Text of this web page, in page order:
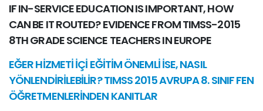
IF IN-SERVICE EDUCATION IS IMPORTANT, HOW
CAN BE IT ROUTED? EVIDENCE FROM TIMSS-2015
8TH GRADE SCIENCE TEACHERS IN EUROPE
EĞER HİZMETİ İÇİ EĞİTİM ÖNEMLİ İSE, NASIL
YÖNLENDİRİLEBİLİR? TIMSS 2015 AVRUPA 8. SINIF FEN
ÖĞRETMENLERİNDEN KANITLAR